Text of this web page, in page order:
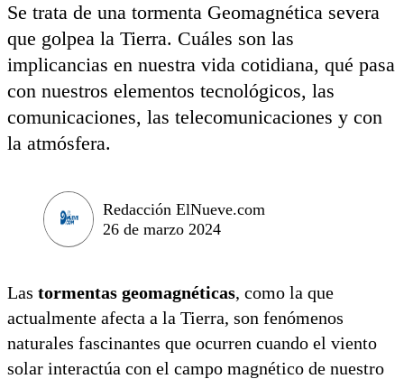
Se trata de una tormenta Geomagnética severa
que golpea la Tierra. Cuáles son las
implicancias en nuestra vida cotidiana, qué pasa
con nuestros elementos tecnológicos, las
comunicaciones, las telecomunicaciones y con
la atmósfera.
Redacción ElNueve.com
26 de marzo 2024
Las tormentas geomagnéticas, como la que
actualmente afecta a la Tierra, son fenómenos
naturales fascinantes que ocurren cuando el viento
solar interactúa con el campo magnético de nuestro